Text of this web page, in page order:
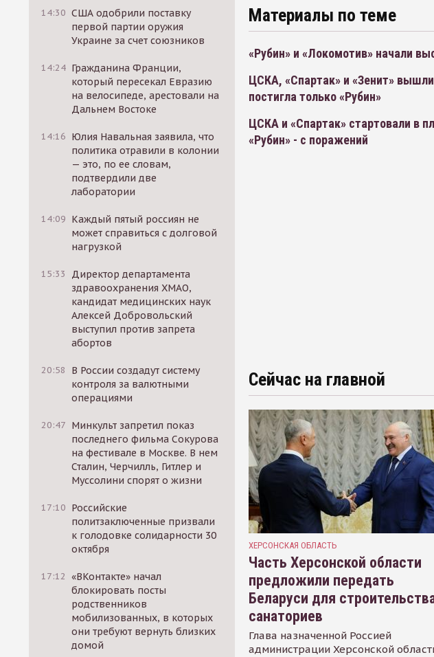
14:30 США одобрили поставку
первой партии оружия
Украине за счет союзников
14:24 Гражданина Франции,
который пересекал Евразию
на велосипеде, арестовали на
Дальнем Востоке
14:16 Юлия Навальная заявила, что
политика отравили в колонии
— это, по ее словам,
подтвердили две
лаборатории
14:09 Каждый пятый россиян не
может справиться с долговой
нагрузкой
15:33
Директор департамента
здравоохранения ХМАО,
кандидат медицинских наук
Алексей Добровольский
выступил против запрета
абортов
20:58
В России создадут систему
контроля за валютными
операциями
20:47 Минкульт запретил показ
последнего фильма Сокурова
на фестивале в Москве. В нем
Сталин, Черчилль, Гитлер и
Муссолини спорят о жизни
17:10 Российские
политзаключенные призвали
к голодовке солидарности 30
октября
17:12 «ВКонтакте» начал
блокировать посты
родственников
мобилизованных, в которых
они требуют вернуть близких
домой
Материалы по теме
«Рубин» и «Локомотив» начали
ЦСКА, «Спартак» и «Зенит»
постигла только «Рубин»
ЦСКА и «Спартак» стартовали в
«Рубин» - с поражений
Сейчас на главной
ХЕРСОНСКАЯ ОБЛАСТЬ
Часть Херсонской области
предложили передать
Беларуси для
санаториев
Глава назначенной Россией
администрации Херсонской